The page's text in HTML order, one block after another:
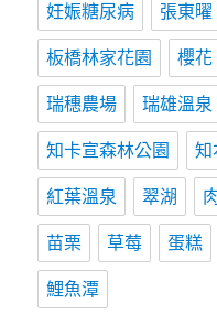
妊娠糖尿病 張東曜
板橋林家花園 櫻花
瑞穗農場 瑞雄溫泉
知卡宣森林公園 知
紅葉溫泉 翠湖
苗栗 草莓 蛋糕
鯉魚潭